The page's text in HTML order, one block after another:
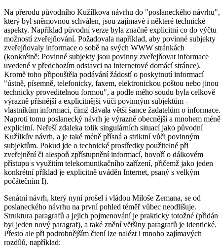
Na přerodu původního Kužílkova návrhu do "poslaneckého návrhu",
který byl sněmovnou schválen, jsou zajímavé i některé technické
aspekty. Například původní verze byla značně explicitní co do výčtu
možností zveřejňování. Požadovala například, aby povinné subjekty
zveřejňovaly informace o sobě na svých WWW stránkách
(konkrétně: Povinné subjekty jsou povinny zveřejňovat informace
uvedené v předchozím odstavci na internetové domácí stránce).
Kromě toho připouštěla podávání žádostí o poskytnutí informací
"ústně, písemně, telefonicky, faxem, elektronickou poštou nebo jinou
technicky proveditelnou formou", a podle mého soudu byla celkově
výrazně přísnější a explicitnější vůči povinným subjektům -
vlastníkům informací, čímž dávala větší šance žadatelům o informace.
Naproti tomu poslanecký návrh je výrazně obecnější a mnohem méně
explicitní. Neřeší zdaleka tolik singulárních situací jako původní
Kužílkův návrh, a je také méně přísná a striktní vůči povinným
subjektům. Pokud jde o technické prostředky použitelné při
zveřejnění či alespoň zpřístupnění informací, hovoří o dálkovém
přístupu s využitím telekomunikačního zařízení, přičemž jako jeden
konkrétní příklad je explicitně uváděn Internet, psaný s velkým
počátečním I).
Senátní návrh, který nyní prošel i vládou Miloše Zemana, se od
poslaneckého návrhu na první pohled téměř vůbec neodlišuje.
Struktura paragrafů a jejich pojmenování je prakticky totožné (přidán
byl jeden nový paragraf), a také znění většiny paragrafů je identické.
Přesto ale při podrobnějším čtení lze nalézt i mnoho zajímavých
rozdílů, například: